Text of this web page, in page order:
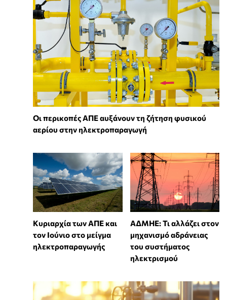
Οι περικοπές ΑΠΕ αυξάνουν τη ζήτηση φυσικού
αερίου στην ηλεκτροπαραγωγή
Κυριαρχία των ΑΠΕ και
τον Ιούνιο στο μείγμα
ηλεκτροπαραγωγής
ΑΔΜΗΕ: Τι αλλάζει στον
μηχανισμό αδράνειας
του συστήματος
ηλεκτρισμού